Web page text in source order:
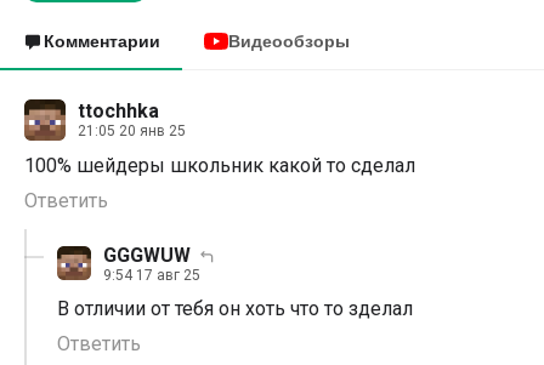
Комментарии Видеообзоры
ttochhka
21:05 20 янв 25
100% шейдеры школьник какой то сделал
Ответить
GGGWUW
9:54 17 авг 25
В отличии от тебя он хоть что то зделал
Ответить